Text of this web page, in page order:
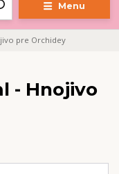
Menu
pre Orchidey
- Hnojivo